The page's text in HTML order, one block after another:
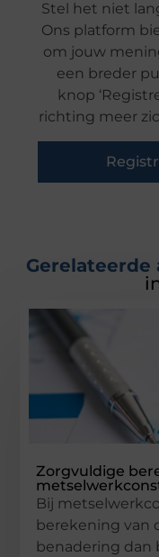
Stel het niet
Ons platform
om jouw
een breder
knop
richting meer
Gerelateerde
Zorgvuldige
Bij
berekening van
benadering dan